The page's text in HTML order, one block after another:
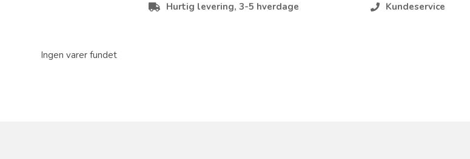
Hurtig levering, 3-5 hverdage Kundeservice
Ingen varer fundet